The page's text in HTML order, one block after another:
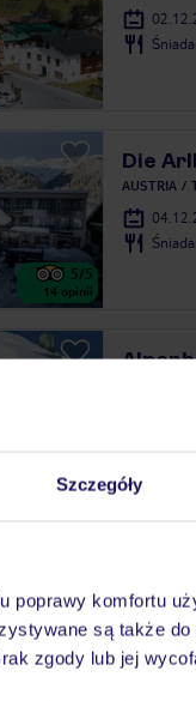
Szczegóły
poprawy komfortu
są także
zgody lub jej
5/5
14 opinii
Die
AUSTRIA
117 opinii
również inne
Kals-Matrei Narty
Venet Narty